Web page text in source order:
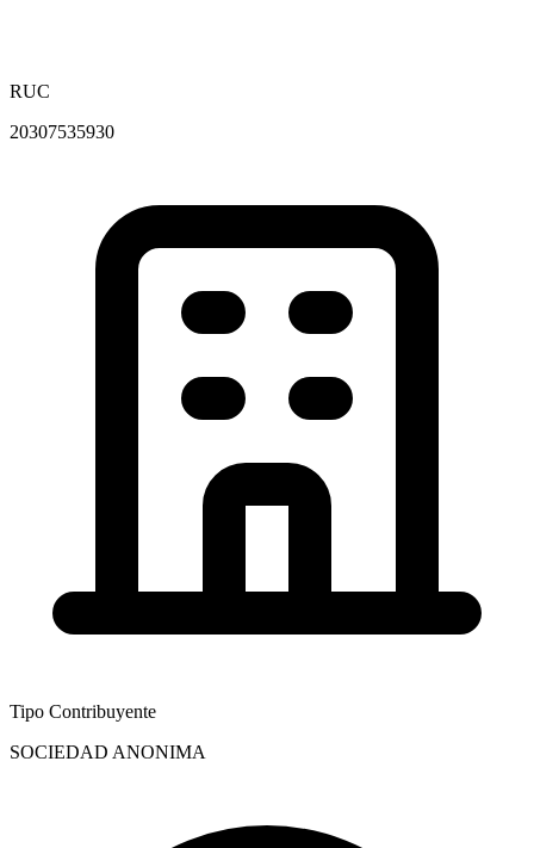
RUC
20307535930
Tipo Contribuyente
SOCIEDAD ANONIMA